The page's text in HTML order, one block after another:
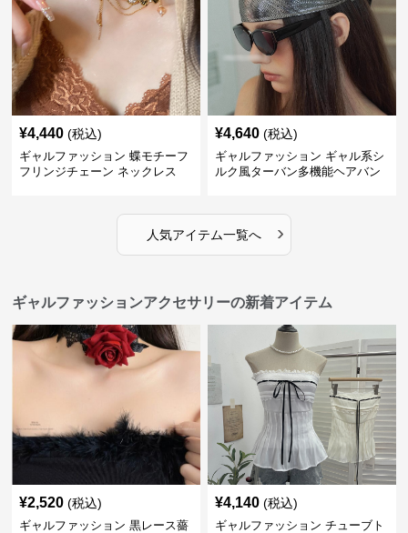
¥4,440 (税込)
ギャルファッション 蝶モチーフ
フリンジチェーン ネックレス
¥4,640 (税込)
ギャルファッション ギャル系シ
ルク風ターバン多機能ヘアバン
人気アイテム一覧へ ›
ギャルファッションアクセサリーの新着アイテム
¥2,520 (税込)
ギャルファッション 黒レース薔
¥4,140 (税込)
ギャルファッション チューブト